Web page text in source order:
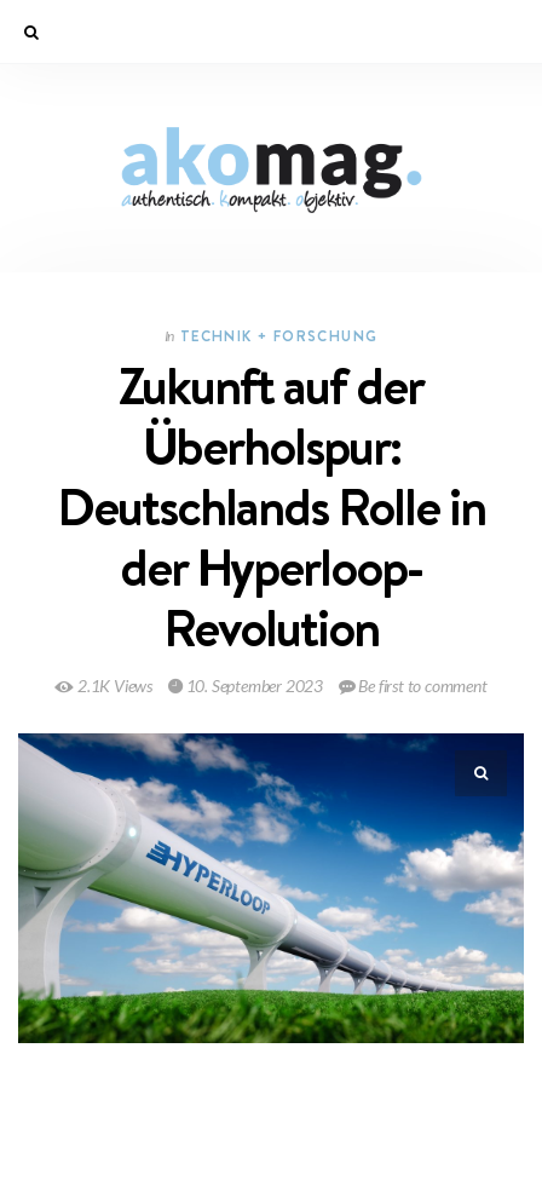
In TECHNIK + FORSCHUNG
Zukunft auf der
Überholspur:
Deutschlands Rolle in
der Hyperloop-
Revolution
2.1K Views 10. September 2023 Be first to comment